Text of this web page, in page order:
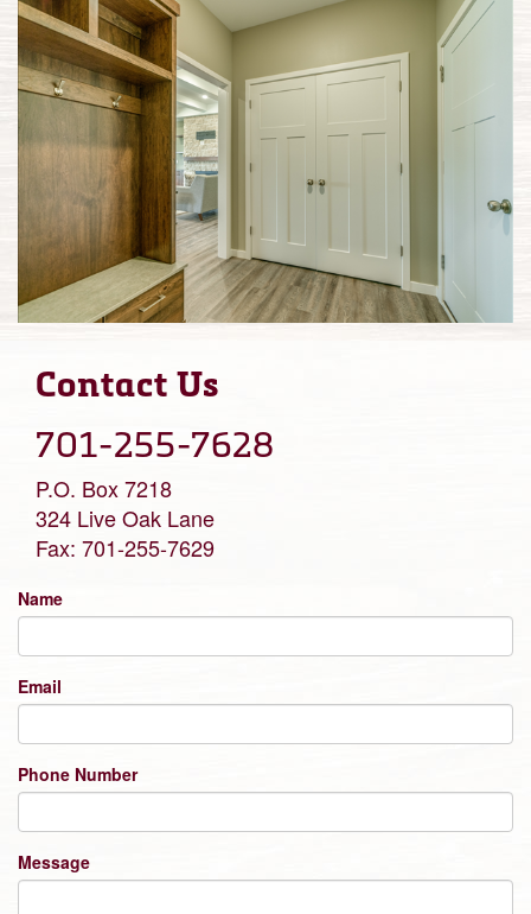
Contact Us
701-255-7628
P.O. Box 7218
324 Live Oak Lane
Fax: 701-255-7629
Name
Email
Phone Number
Message